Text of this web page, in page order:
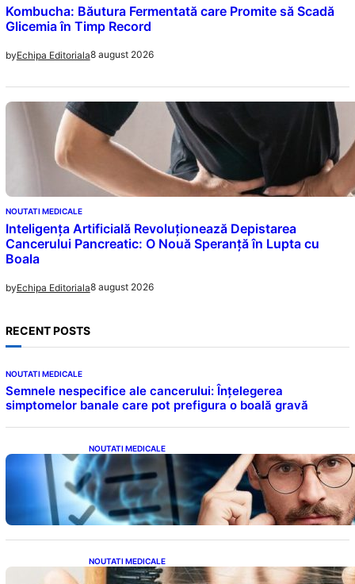
Kombucha: Băutura Fermentată care Promite să Scadă
Glicemia în Timp Record
byEchipa Editoriala8 august 2026
NOUTATI MEDICALE
Inteligența Artificială Revoluționează Depistarea
Cancerului Pancreatic: O Nouă Speranță în Lupta cu
Boala
byEchipa Editoriala8 august 2026
RECENT POSTS
NOUTATI MEDICALE
Semnele nespecifice ale cancerului: Înțelegerea
simptomelor banale care pot prefigura o boală gravă
NOUTATI MEDICALE
Inteligența dincolo de note: Semnele unui IQ
ridicat care nu țin de școală
NOUTATI MEDICALE
Semnele unei deficiențe de proteine: